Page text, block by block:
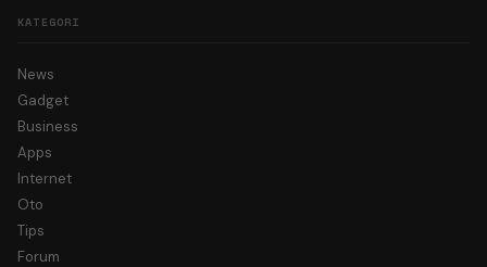
KATEGORI
News
Gadget
Business
Apps
Internet
Oto
Tips
Forum